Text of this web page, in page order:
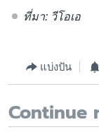
ที่มา: วีโอเอ
แบ่งปัน
Continue